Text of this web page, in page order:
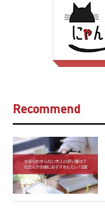
Recommend